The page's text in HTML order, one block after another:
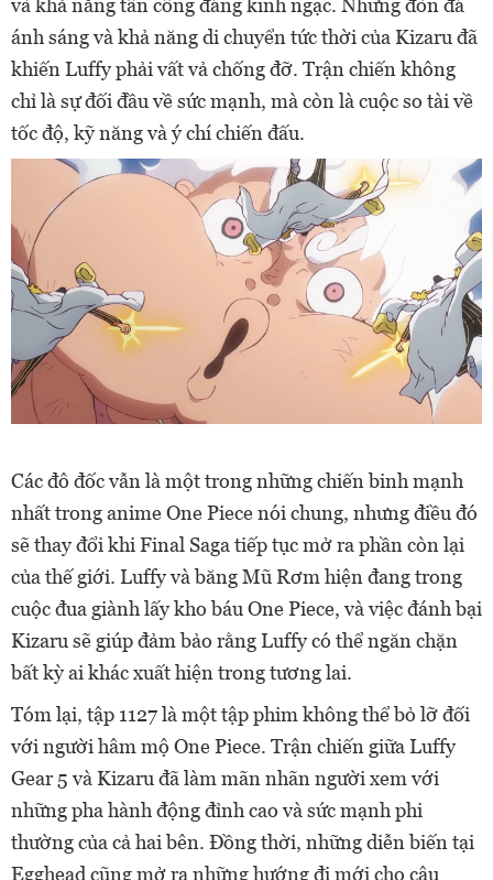
và khả năng tấn công đáng kinh ngạc. Những đòn đá
ánh sáng và khả năng di chuyển tức thời của Kizaru đã
khiến Luffy phải vất vả chống đỡ. Trận chiến không
chỉ là sự đối đầu về sức mạnh, mà còn là cuộc so tài về
tốc độ, kỹ năng và ý chí chiến đấu.
Các đô đốc vẫn là một trong những chiến binh mạnh
nhất trong anime One Piece nói chung, nhưng điều đó
sẽ thay đổi khi Final Saga tiếp tục mở ra phần còn lại
của thế giới. Luffy và băng Mũ Rơm hiện đang trong
cuộc đua giành lấy kho báu One Piece, và việc đánh bại
Kizaru sẽ giúp đảm bảo rằng Luffy có thể ngăn chặn
bất kỳ ai khác xuất hiện trong tương lai.
Tóm lại, tập 1127 là một tập phim không thể bỏ lỡ đối
với người hâm mộ One Piece. Trận chiến giữa Luffy
Gear 5 và Kizaru đã làm mãn nhãn người xem với
những pha hành động đỉnh cao và sức mạnh phi
thường của cả hai bên. Đồng thời, những diễn biến tại
Egghead cũng mở ra những hướng đi mới cho câu